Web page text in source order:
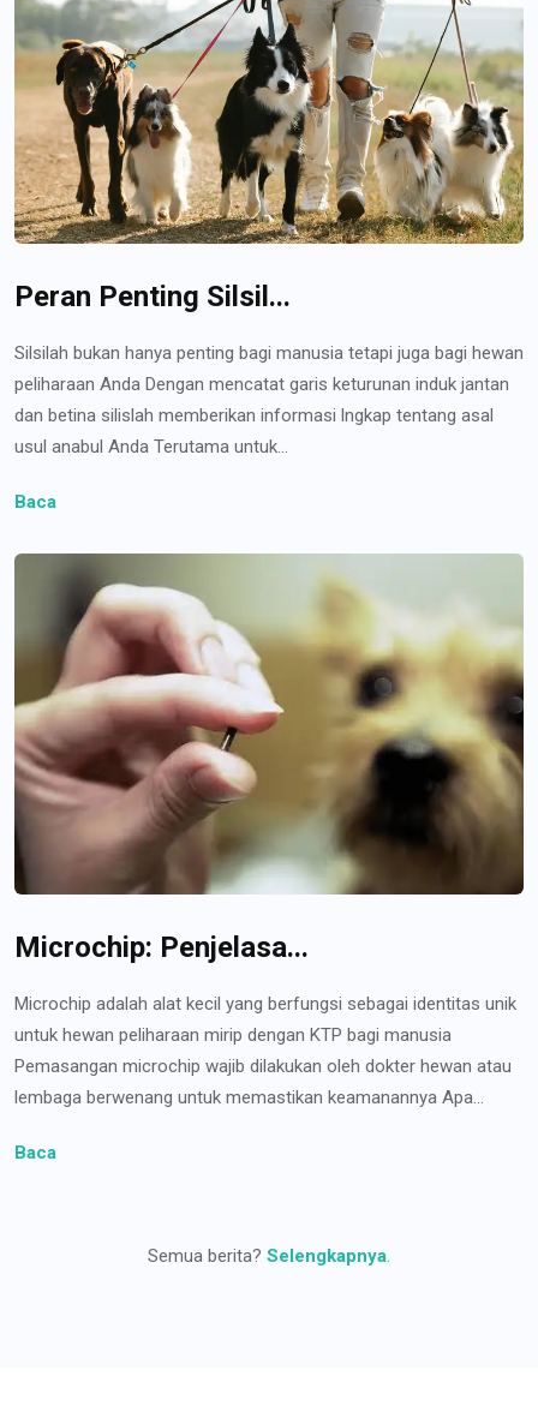
Peran Penting Silsil...
Silsilah bukan hanya penting bagi manusia tetapi juga bagi hewan
peliharaan Anda Dengan mencatat garis keturunan induk jantan
dan betina silislah memberikan informasi lngkap tentang asal
usul anabul Anda Terutama untuk...
Baca
Microchip: Penjelasa...
Microchip adalah alat kecil yang berfungsi sebagai identitas unik
untuk hewan peliharaan mirip dengan KTP bagi manusia
Pemasangan microchip wajib dilakukan oleh dokter hewan atau
lembaga berwenang untuk memastikan keamanannya Apa...
Baca
Semua berita? Selengkapnya